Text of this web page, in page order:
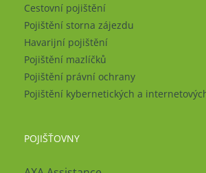
Cestovní pojištění
Pojištění storna zájezdu
Havarijní pojištění
Pojištění mazlíčků
Pojištění právní ochrany
Pojištění kybernetických a
POJIŠŤOVNY